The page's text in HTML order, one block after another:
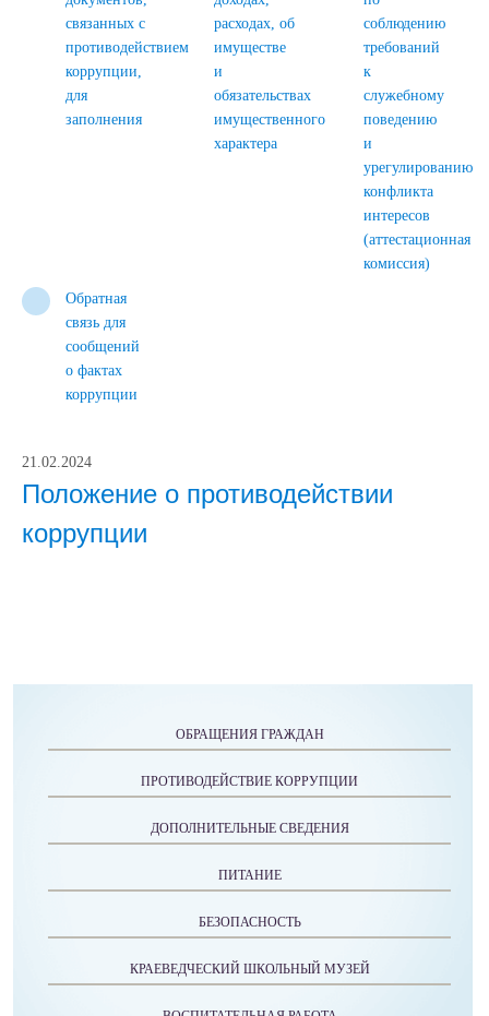
связанных с
противодействием
коррупции,
для
заполнения
расходах, об
имуществе
и
обязательствах
имущественного
характера
соблюдению
требований
к
служебному
поведению
и
урегулированию
конфликта
интересов
(аттестационная
комиссия)
Обратная
связь для
сообщений
о фактах
коррупции
21.02.2024
Положение о противодействии
коррупции
ОБРАЩЕНИЯ ГРАЖДАН
ПРОТИВОДЕЙСТВИЕ КОРРУПЦИИ
ДОПОЛНИТЕЛЬНЫЕ СВЕДЕНИЯ
ПИТАНИЕ
БЕЗОПАСНОСТЬ
КРАЕВЕДЧЕСКИЙ ШКОЛЬНЫЙ МУЗЕЙ